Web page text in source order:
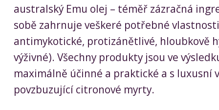
australský Emu olej – téměř zázračná
sobě zahrnuje veškeré potřebné
antimykotické, protizánětlivé, hloubkově
výživné). Všechny produkty jsou ve
maximálně účinné a praktické a s luxusní
povzbuzující citronové myrty.